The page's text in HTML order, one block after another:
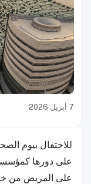
7 أبريل 2026
على دورها
على المريض من